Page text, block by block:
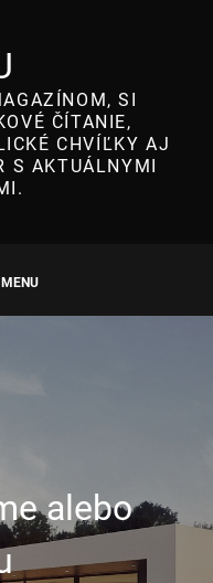
SI
ČÍTANIE,
CHVÍĽKY AJ
S AKTUÁLNYMI
alebo